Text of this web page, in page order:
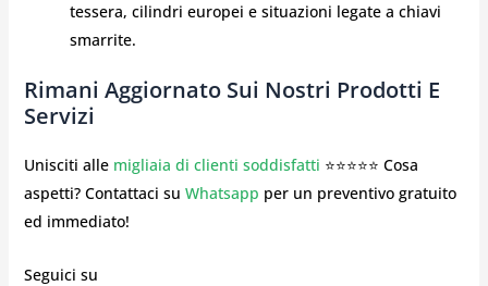
tessera, cilindri europei e situazioni legate a chiavi
smarrite.
Rimani Aggiornato Sui Nostri Prodotti E
Servizi
Unisciti alle migliaia di clienti soddisfatti ⭐⭐⭐⭐⭐ Cosa
aspetti? Contattaci su Whatsapp per un preventivo gratuito
ed immediato!
Seguici su